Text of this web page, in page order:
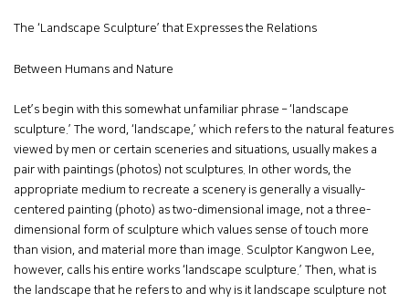
The ‘Landscape Sculpture’ that Expresses the Relations
Between Humans and Nature
Let’s begin with this somewhat unfamiliar phrase – ‘landscape
sculpture.’ The word, ‘landscape,’ which refers to the natural features
viewed by men or certain sceneries and situations, usually makes a
pair with paintings (photos) not sculptures. In other words, the
appropriate medium to recreate a scenery is generally a visually-
centered painting (photo) as two-dimensional image, not a three-
dimensional form of sculpture which values sense of touch more
than vision, and material more than image. Sculptor Kangwon Lee,
however, calls his entire works ‘landscape sculpture.’ Then, what is
the landscape that he refers to and why is it landscape sculpture not